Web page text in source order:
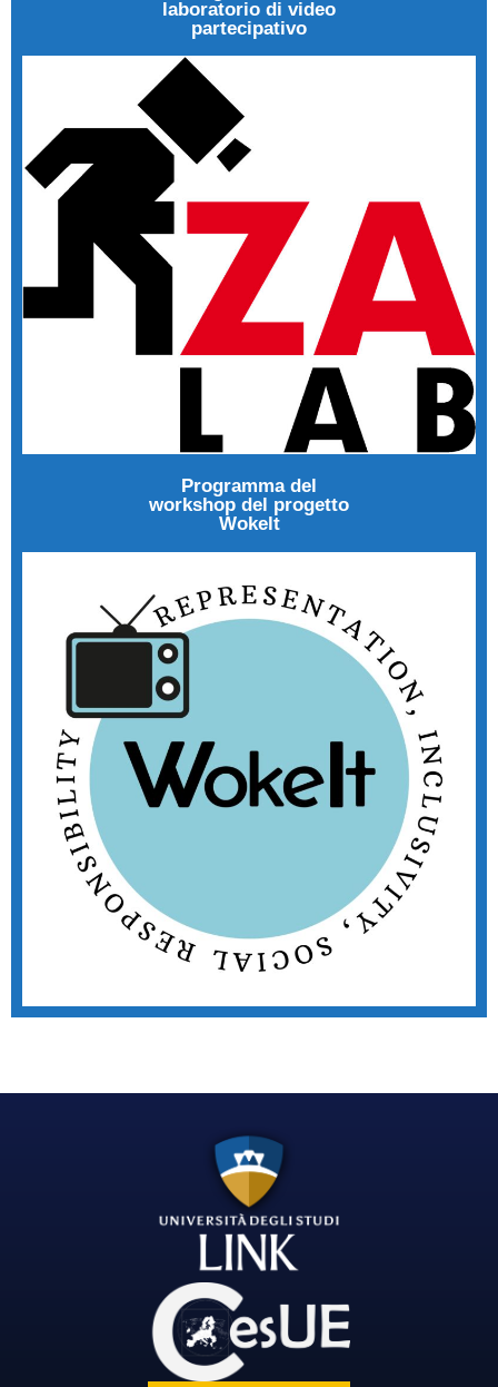
laboratorio di video
partecipativo
Programma del
workshop del progetto
Wokelt